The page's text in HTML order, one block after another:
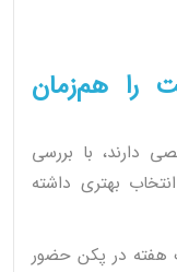
را هم‌زمان
دارند، با بررسی
بهتری داشته
هفته در پکن حضور